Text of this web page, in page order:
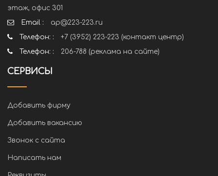
этаж, офис 301
Email :
ap@223-223.ru
Телефон: :
+7 (3952) 223-223 (контакт центр)
Телефон: :
206-788 (реклама на сайте)
СЕРВИСЫ
Добавить фирму
Добавить вакансию
Звонок с сайта
Написать нам